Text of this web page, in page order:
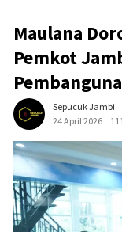
Maulana
Pemkot
Sepucuk Jambi
24 April 2026